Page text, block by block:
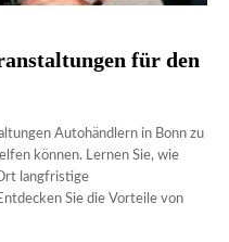
für den
Autohändlern in Bonn zu
können. Lernen Sie, wie
langfristige
Sie die Vorteile von